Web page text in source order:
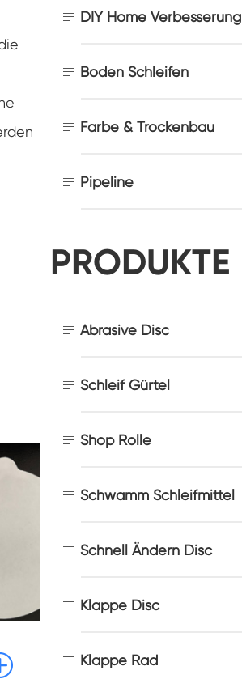
 DIY Home Verbesserung
 Boden Schleifen
 Farbe & Trockenbau
 Pipeline
PRODUKTE
 Abrasive Disc
 Schleif Gürtel
 Shop Rolle
 Schwamm Schleifmittel
 Schnell Ändern Disc
 Klappe Disc
 Klappe Rad